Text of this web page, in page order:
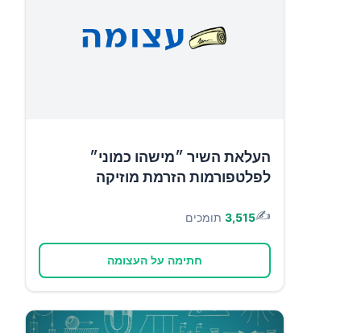
העלאת השיר ״מישהו כמוני״
לפלטפורמות הזרמת מוזיקה
✍️
3,515 תומכים
חתימה על העצומה